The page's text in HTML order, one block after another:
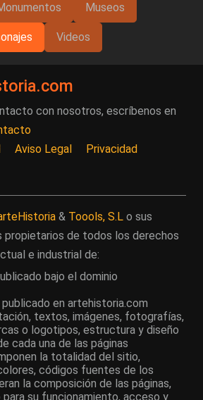
Museos
Videos
con nosotros, escríbenos en
Aviso Legal Privacidad
& Toools, S.L o sus
propietarios de todos los derechos
e industrial de:
bajo el dominio
en artehistoria.com
textos, imágenes, fotografías,
o logotipos, estructura y diseño
cada una de las páginas
la totalidad del sitio,
códigos fuentes de los
la composición de las páginas,
su funcionamiento, acceso y